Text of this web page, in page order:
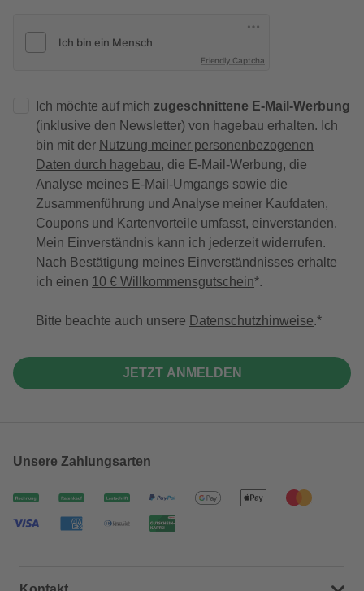
Friendly Captcha
Ich möchte auf mich zugeschnittene E-Mail-Werbung
(inklusive den Newsletter) von hagebau erhalten. Ich
bin mit der Nutzung meiner personenbezogenen
Daten durch hagebau, die E-Mail-Werbung, die
Analyse meines E-Mail-Umgangs sowie die
Zusammenführung und Analyse meiner Kaufdaten,
Coupons und Kartenvorteile umfasst, einverstanden.
Mein Einverständnis kann ich jederzeit widerrufen.
Nach Bestätigung meines Einverständnisses erhalte
ich einen 10 € Willkommensgutschein*.
Bitte beachte auch unsere Datenschutzhinweise.
JETZT ANMELDEN
Unsere Zahlungsarten